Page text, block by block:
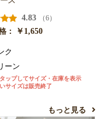
4.83
（6）
：
￥1,650
ク
ーン
ップしてサイズ・在庫を表示
サイズは販売終了
もっと見る